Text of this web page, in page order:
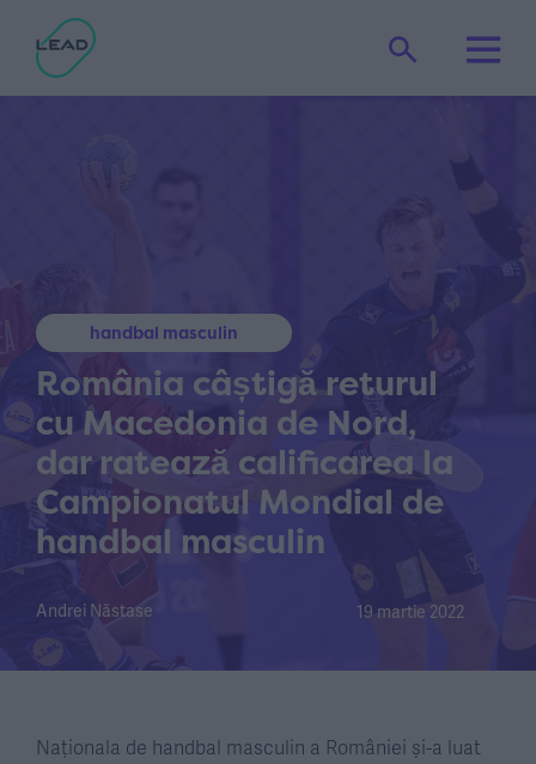
handbal masculin
România câștigă returul
cu Macedonia de Nord,
dar ratează calificarea la
Campionatul Mondial de
handbal masculin
Andrei Năstase 19 martie 2022
Naționala de handbal masculin a României și-a luat